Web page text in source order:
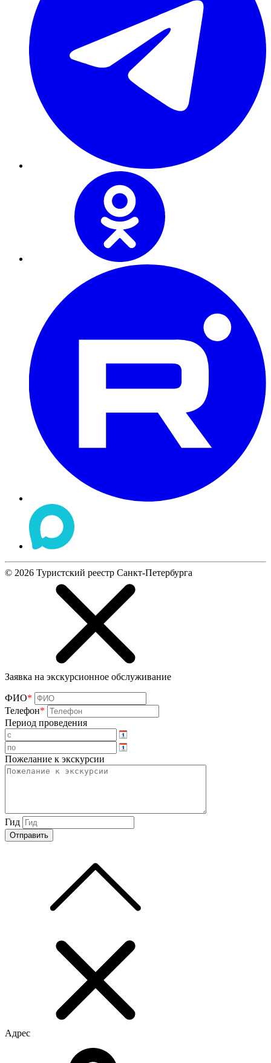
© 2026 Туристский реестр Санкт-Петербурга
Заявка на экскурсионное обслуживание
ФИО*
Телефон*
Период проведения
Пожелание к экскурсии
Гид
Адрес